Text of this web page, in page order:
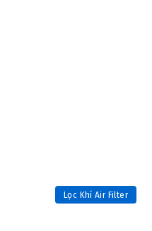
Lọc Khí Air Filter